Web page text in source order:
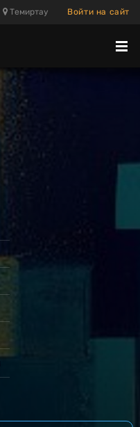
Темиртау Войти на сайт